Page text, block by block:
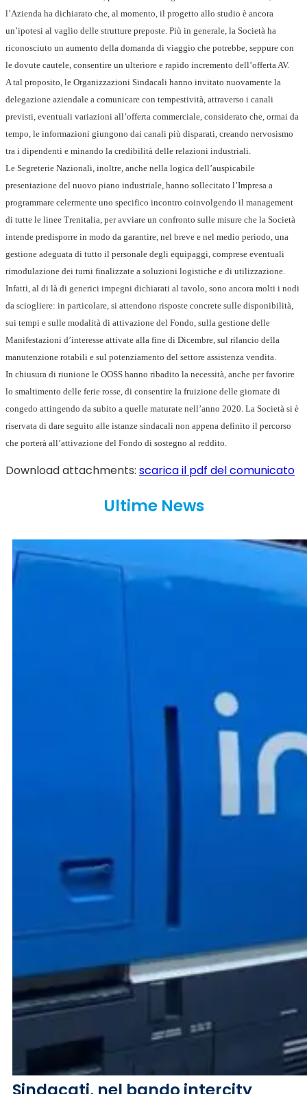
l’Azienda ha dichiarato che, al momento, il progetto allo studio è ancora
un’ipotesi al vaglio delle strutture preposte. Più in generale, la Società ha
riconosciuto un aumento della domanda di viaggio che potrebbe, seppure con
le dovute cautele, consentire un ulteriore e rapido incremento dell’offerta AV.
A tal proposito, le Organizzazioni Sindacali hanno invitato nuovamente la
delegazione aziendale a comunicare con tempestività, attraverso i canali
previsti, eventuali variazioni all’offerta commerciale, considerato che, ormai da
tempo, le informazioni giungono dai canali più disparati, creando nervosismo
tra i dipendenti e minando la credibilità delle relazioni industriali.
Le Segreterie Nazionali, inoltre, anche nella logica dell’auspicabile
presentazione del nuovo piano industriale, hanno sollecitato l’Impresa a
programmare celermente uno specifico incontro coinvolgendo il management
di tutte le linee Trenitalia, per avviare un confronto sulle misure che la Società
intende predisporre in modo da garantire, nel breve e nel medio periodo, una
gestione adeguata di tutto il personale degli equipaggi, comprese eventuali
rimodulazione dei turni finalizzate a soluzioni logistiche e di utilizzazione.
Infatti, al di là di generici impegni dichiarati al tavolo, sono ancora molti i nodi
da sciogliere: in particolare, si attendono risposte concrete sulle disponibilità,
sui tempi e sulle modalità di attivazione del Fondo, sulla gestione delle
Manifestazioni d’interesse attivate alla fine di Dicembre, sul rilancio della
manutenzione rotabili e sul potenziamento del settore assistenza vendita.
In chiusura di riunione le OOSS hanno ribadito la necessità, anche per favorire
lo smaltimento delle ferie rosse, di consentire la fruizione delle giornate di
congedo attingendo da subito a quelle maturate nell’anno 2020. La Società si è
riservata di dare seguito alle istanze sindacali non appena definito il percorso
che porterà all’attivazione del Fondo di sostegno al reddito.
Download attachments: scarica il pdf del comunicato
Ultime News